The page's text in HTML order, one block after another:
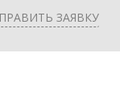
ЗАЯВКУ